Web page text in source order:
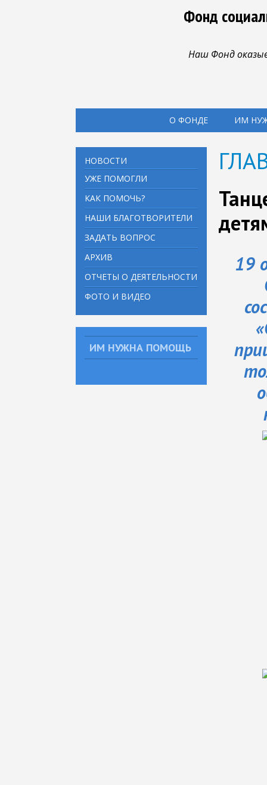
Фонд
Наш Фонд
О ФОНДЕ ИМ
НОВОСТИ
УЖЕ ПОМОГЛИ
КАК ПОМОЧЬ?
НАШИ БЛАГОТВОРИТЕЛИ
ЗАДАТЬ ВОПРОС
АРХИВ
ОТЧЕТЫ О ДЕЯТЕЛЬНОСТИ
ФОТО И ВИДЕО
ИМ НУЖНА ПОМОЩЬ
19